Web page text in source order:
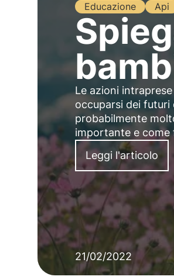
Educazione Api
Le azioni
occuparsi dei
probabilmente
importante e come
Leggi l'articolo
21/02/2022